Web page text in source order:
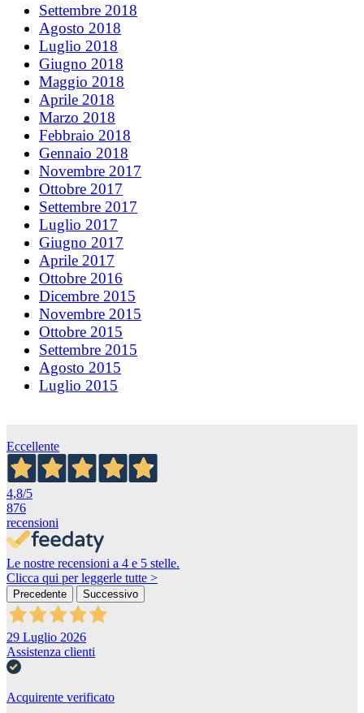
Settembre 2018
Agosto 2018
Luglio 2018
Giugno 2018
Maggio 2018
Aprile 2018
Marzo 2018
Febbraio 2018
Gennaio 2018
Novembre 2017
Ottobre 2017
Settembre 2017
Luglio 2017
Giugno 2017
Aprile 2017
Ottobre 2016
Dicembre 2015
Novembre 2015
Ottobre 2015
Settembre 2015
Agosto 2015
Luglio 2015
Eccellente
4,8/5
876
recensioni
Le nostre recensioni a 4 e 5 stelle.
Clicca qui per leggerle tutte >
Precedente Successivo
29 Luglio 2026
Assistenza clienti
Acquirente verificato